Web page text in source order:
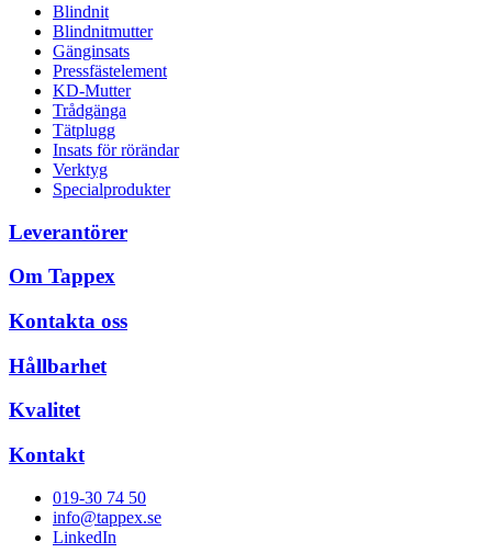
Blindnit
Blindnitmutter
Gänginsats
Pressfästelement
KD-Mutter
Trådgänga
Tätplugg
Insats för rörändar
Verktyg
Specialprodukter
Leverantörer
Om Tappex
Kontakta oss
Hållbarhet
Kvalitet
Kontakt
019-30 74 50
info@tappex.se
LinkedIn